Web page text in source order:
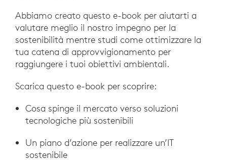
Abbiamo creato questo e-book per aiutarti a
valutare meglio il nostro impegno per la
sostenibilità mentre studi come ottimizzare la
tua catena di approvvigionamento per
raggiungere i tuoi obiettivi ambientali.
Scarica questo e-book per scoprire:
Cosa spinge il mercato verso soluzioni
tecnologiche più sostenibili
Un piano d’azione per realizzare un’IT
sostenibile